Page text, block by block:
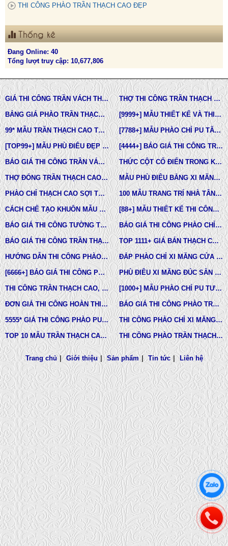
THI CÔNG PHÀO TRẦN THẠCH CAO ĐẸP
Thống kê
Đang Online: 40
Tổng lượt truy cập: 10,677,806
GIÁ THI CÔNG TRẦN VÁCH THẠCH CAO TẠI TPHCM THỢ THI CÔNG TRẦN THẠCH CAO ĐẸP TẠI TPHCM
BẢNG GIÁ PHÀO TRẦN THẠCH CAO TÂN CỔ ĐIỂN [9999+] MẪU THIẾT KẾ VÀ THI CÔNG TRẦN THẠCH CAO ĐẸP
99* MẪU TRẦN THẠCH CAO TÂN CỔ ĐIỂN ĐẸP NHẤT HIỆN NAY [7788+] MẪU PHÀO CHỈ PU TÂN CỔ ĐIỂN ĐẸP NHẤT HIỆN NAY
[TOP99+] MẪU PHÙ ĐIÊU ĐẸP TRONG THIẾT KẾ KIẾN TRÚC [4444+] BÁO GIÁ THI CÔNG TRỌN GÓI PHÀO CHỈ PU MỚI NHẤT
BÁO GIÁ THI CÔNG TRẦN VÁCH THẠCH CAO TRỌN GÓI THỨC CỘT CỔ ĐIỂN TRONG KIẾN TRÚC
THỢ ĐÓNG TRẦN THẠCH CAO GIÁ RẺ Ở TPHCM MẪU PHÙ ĐIÊU BẰNG XI MĂNG ĐÚC SẴN NHÀ PHỐ BIỆT THỰ LÂU ĐÀI TOÀN QUỐC
PHÀO CHỈ THẠCH CAO SỢI THỦY TINH 100 MẪU TRANG TRÍ NHÀ TÂN CỔ ĐIỂN
CÁCH CHẾ TẠO KHUÔN MẪU COMPOSITE ĐÚC BÊ TÔNG -XI MĂNG-THẠCH CAO CÁC LOẠI [88+] MẪU THIẾT KẾ THI CÔNG TRẦN THẠCH CAO TÂN CỔ ĐIỂN MỚI NHẤT
BÁO GIÁ THI CÔNG TƯỜNG THẠCH CAO, VÁCH THẠCH CAO TƯỜNG NHÀ MỚI NHẤT BÁO GIÁ THI CÔNG PHÀO CHỈ PU TÂN CỔ ĐIỂN TẠI TPHCM
BÁO GIÁ THI CÔNG TRẦN THẠCH CAO TRỌN GÓI MỚI NHẤT TOP 1111+ GIÁ BÁN THẠCH CAO PHÀO CHỈ, PHÙ ĐIÊU, ĐẦU CỘT TÂN CỔ ĐIỂN
HƯỚNG DẪN THI CÔNG PHÀO CHỈ PU, PHÀO CHỈ THẠCH CAO, PHÀO CHỈ XI MĂNG. ĐẮP PHÀO CHỈ XI MĂNG CỬA SỔ, CỬA ĐI NHÀ PHỐ, BIỆT THỰ, LÂU ĐÀI TÂN CỔ ĐIỂN
[6666+] BÁO GIÁ THI CÔNG PHÀO CHỈ NHỰA PU MỚI NHẤT PHÙ ĐIÊU XI MĂNG ĐÚC SẴN NHÀ PHỐ BIỆT THỰ TẠI LONG AN VÀ TÂY NINH
THI CÔNG TRẦN THẠCH CAO, PHÀO CHỈ, PHÙ ĐIÊU TẠI TPHCM [1000+] MẪU PHÀO CHỈ PU TƯỜNG NHÀ ĐẸP, NẸP CHỈ THẠCH CAO ỐP TƯỜNG
ĐƠN GIÁ THI CÔNG HOÀN THIỆN TRẦN THẠCH CAO TẠI TPHCM BÁO GIÁ THI CÔNG PHÀO TRẦN THẠCH CAO MỚI NHẤT
5555* GIÁ THI CÔNG PHÀO PU TƯỜNG NHÀ MỚI NHẤT THI CÔNG PHÀO CHỈ XI MĂNG NHÀ PHỐ, BIỆT THƯ, LÂU ĐÀI DINH THỰ
TOP 10 MẪU TRẦN THẠCH CAO CHUNG CƯ ĐẸP NHẤT THI CÔNG PHÀO TRẦN THẠCH CAO VĨNH TƯỜNG GIÁ RẺ
Trang chủ | Giới thiệu | Sản phẩm | Tin tức | Liên hệ